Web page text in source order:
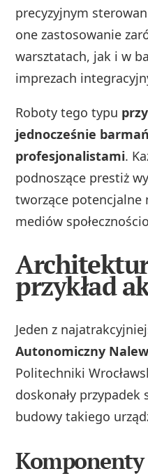
precyzyjnym
one zastosowanie
warsztatach, jak i w
imprezach
Roboty tego typu
jednocześnie
profesjonalistami.
podnoszące prestiż
tworzące
mediów
przykład
Jeden z
Autonomiczny
Politechniki
doskonały
budowy takiego